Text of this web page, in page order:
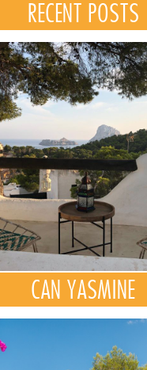
RECENT POSTS
CAN YASMINE